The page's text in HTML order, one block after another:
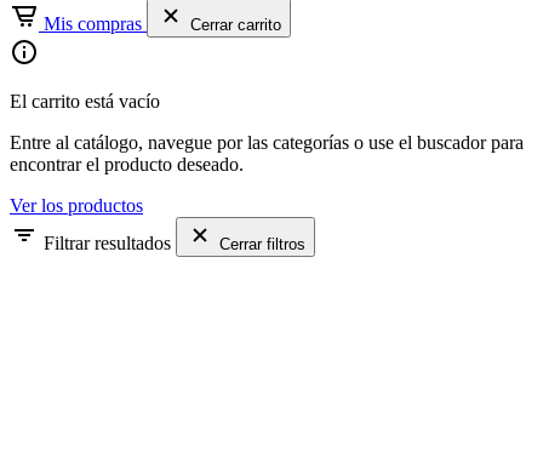
Mis compras Cerrar carrito
El carrito está vacío
Entre al catálogo, navegue por las categorías o use el buscador para
encontrar el producto deseado.
Ver los productos
Filtrar resultados
Cerrar filtros